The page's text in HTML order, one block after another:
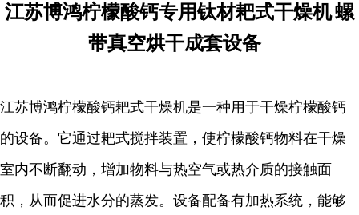
江苏博鸿柠檬酸钙专用钛材耙式干燥机螺
带真空烘干成套设备
江苏博鸿柠檬酸钙耙式干燥机是一种用于干燥柠檬酸钙
的设备。它通过耙式搅拌装置，使柠檬酸钙物料在干燥
室内不断翻动，增加物料与热空气或热介质的接触面
积，从而促进水分的蒸发。设备配备有加热系统，能够